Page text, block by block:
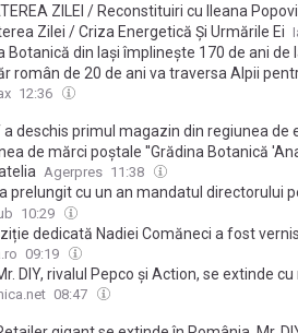
ZILEI / Reconstituiri cu Ileana
Zilei / Criza Energetică Și Urmările Ei
Botanică din Iași împlinește 170 de ani de
român de 20 de ani va traversa Alpii
aflate în dificultate. Yan Marin:
12:36
a deschis primul magazin din regiunea de
de mărci poștale ''Grădina Botanică
Agerpres 11:38
prelungit cu un an mandatul directorului
un director general din 2012
10:29
dedicată Nadiei Comăneci a fost
09:19
DIY, rivalul Pepco și Action, se extinde
08:47